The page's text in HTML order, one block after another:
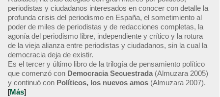
periodistas y ciudadanos interesados en conocer con detalle la
profunda crisis del periodismo en España, el sometimiento al
poder de miles de periodistas y de redacciones completas, la
agonía del periodismo libre, independiente y crítico y la rotura
de la vieja alianza entre periodistas y ciudadanos, sin la cual la
democracia deja de existir.
Es el tercer y último libro de la trilogía de pensamiento político
que comenzó con Democracia Secuestrada (Almuzara 2005)
y continuó con Políticos, los nuevos amos (Almuzara 2007).
[Más]